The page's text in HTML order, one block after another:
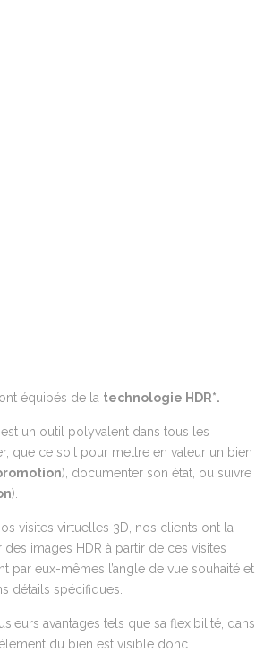
équipés de la technologie HDR*.
est un outil polyvalent dans tous les
que ce soit pour mettre en valeur un bien
), documenter son état, ou suivre
).
visites virtuelles 3D, nos clients ont la
images HDR à partir de ces visites
par eux-mêmes l’angle de vue souhaité et
détails spécifiques.
avantages tels que sa flexibilité, dans
du bien est visible donc